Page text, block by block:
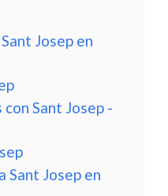
Josep en
Sant Josep -
Sant Josep en